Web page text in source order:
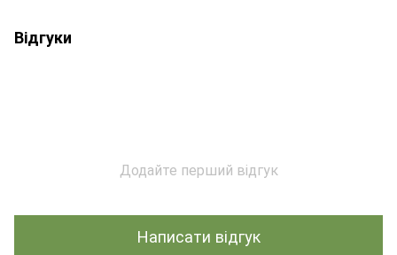
Відгуки
Додайте перший відгук
Написати відгук